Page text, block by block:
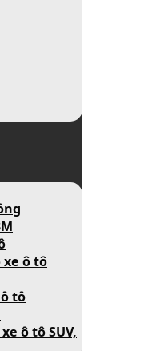
xe ô tô
tô
ô tô SUV,